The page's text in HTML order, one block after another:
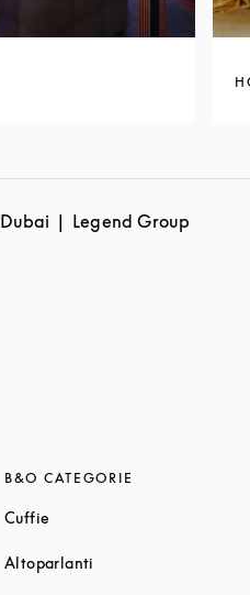
Dubai Legend Group
B&O CATEGORIE
Cuffie
Altoparlanti